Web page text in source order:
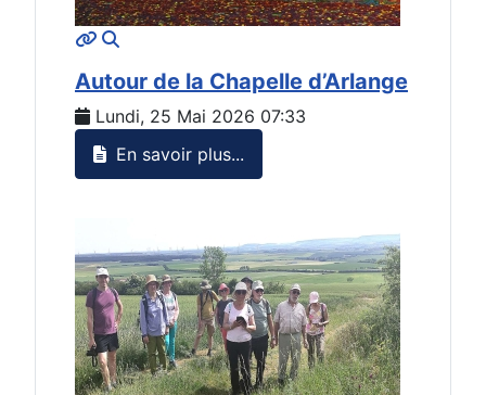
MOD_JTCS_VIEW_ARTICLE_LINK
Autour de la Chapelle d’Arlange
Lundi, 25 Mai 2026 07:33
En savoir plus...